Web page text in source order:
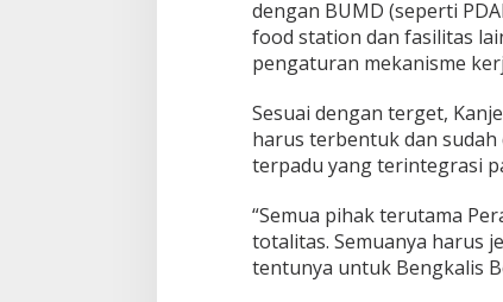
dengan BUMD (seperti
food station dan fasilitas
pengaturan mekanisme
Sesuai dengan terget,
harus terbentuk dan
terpadu yang terintegrasi
“Semua pihak terutama
totalitas. Semuanya harus
tentunya untuk Bengkalis